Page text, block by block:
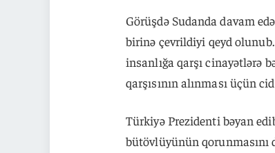
Görüşdə Sudanda davam
birinə çevrildiyi qeyd
insanlığa qarşı cinayətlərə
qarşısının alınması üçün
Türkiyə Prezidenti bəyan
bütövlüyünün qorunmasını